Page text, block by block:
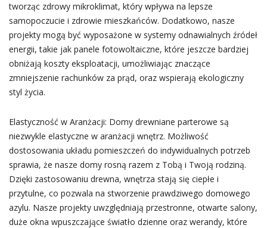
tworząc zdrowy mikroklimat, który wpływa na lepsze
samopoczucie i zdrowie mieszkańców. Dodatkowo, nasze
projekty mogą być wyposażone w systemy odnawialnych źródeł
energii, takie jak panele fotowoltaiczne, które jeszcze bardziej
obniżają koszty eksploatacji, umożliwiając znaczące
zmniejszenie rachunków za prąd, oraz wspierają ekologiczny
styl życia.
Elastyczność w Aranżacji: Domy drewniane parterowe są
niezwykle elastyczne w aranżacji wnętrz. Możliwość
dostosowania układu pomieszczeń do indywidualnych potrzeb
sprawia, że nasze domy rosną razem z Tobą i Twoją rodziną.
Dzięki zastosowaniu drewna, wnętrza stają się ciepłe i
przytulne, co pozwala na stworzenie prawdziwego domowego
azylu. Nasze projekty uwzględniają przestronne, otwarte salony,
duże okna wpuszczające światło dzienne oraz werandy, które